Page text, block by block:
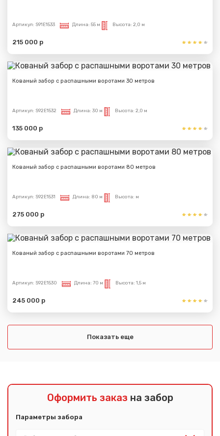
Артикул: S91E1533 Длина: 55 м Высота: 2,0 м
215 000 р
Кованый забор с распашными воротами 30 метров
Артикул: S92E1532 Длина: 30 м Высота: 2,0 м
135 000 р
Кованый забор с распашными воротами 80 метров
Артикул: S92E1531 Длина: 80 м Высота: м
275 000 р
Кованый забор с распашными воротами 70 метров
Артикул: S92E1530 Длина: 70 м Высота: 1,5 м
245 000 р
Показать еще
Оформить заказ на забор
Параметры забора
Сообщение успешно
Спасибо за обращение, наш специалист свяжется с